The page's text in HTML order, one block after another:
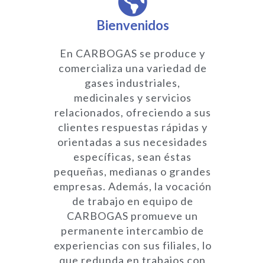
Bienvenidos
En CARBOGAS se produce y
comercializa una variedad de
gases industriales,
medicinales y servicios
relacionados, ofreciendo a sus
clientes respuestas rápidas y
orientadas a sus necesidades
específicas, sean éstas
pequeñas, medianas o grandes
empresas. Además, la vocación
de trabajo en equipo de
CARBOGAS promueve un
permanente intercambio de
experiencias con sus filiales, lo
que redunda en trabajos con